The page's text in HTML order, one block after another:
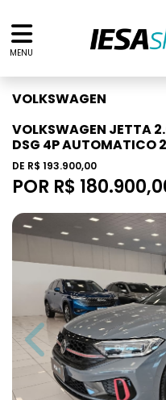
MENU
VOLKSWAGEN
VOLKSWAGEN JETTA
DSG 4P AUTOMATICO
DE R$ 193.900,00
POR R$
Previous